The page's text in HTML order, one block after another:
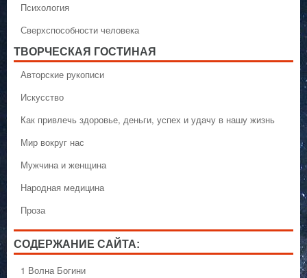
Психология
Сверхспособности человека
ТВОРЧЕСКАЯ ГОСТИНАЯ
Авторские рукописи
Искусство
Как привлечь здоровье, деньги, успех и удачу в нашу жизнь
Мир вокруг нас
Мужчина и женщина
Народная медицина
Проза
СОДЕРЖАНИЕ САЙТА:
1 Волна Богини